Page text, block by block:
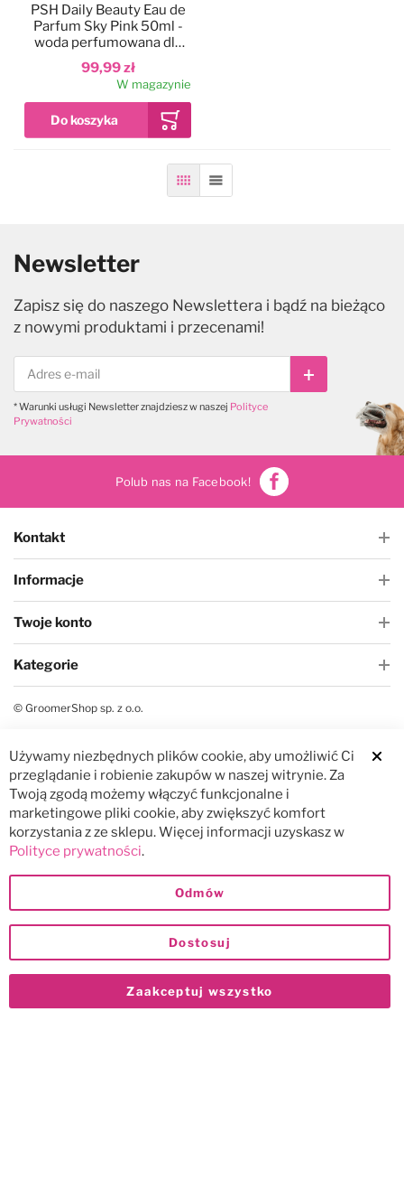
99,99 zł
PSH Daily Beauty Eau de
Parfum Sky Pink 50ml -
woda perfumowana dla
psa, o słodko-kwiatowym
zapachu
W magazynie
SiatkaLista
Newsletter
Zapisz się do naszego Newslettera i bądź na bieżąco
z nowymi produktami i przecenami!
Subskrybuj
* Warunki usługi Newsletter znajdziesz w naszej Polityce
Prywatności
Polub nas na Facebook!
Kontakt
Informacje
Twoje konto
Kategorie
© GroomerShop sp. z o.o.
Używamy niezbędnych plików cookie, aby umożliwić Ci
przeglądanie i robienie zakupów w naszej witrynie. Za
Twoją zgodą możemy włączyć funkcjonalne i
marketingowe pliki cookie, aby zwiększyć komfort
korzystania z ze sklepu. Więcej informacji uzyskasz w
Polityce prywatności.
Zaakceptuj wszystko
Dostosuj
Odmów